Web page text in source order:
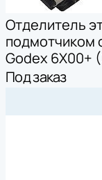
Отделитель
подмотчиком
Godex 6X00+
Под заказ